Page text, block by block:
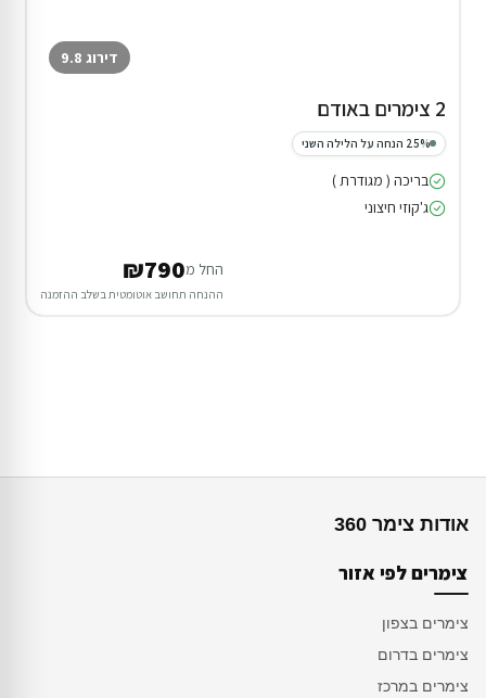
דירוג 9.8
2 צימרים באודם
25% הנחה על הלילה השני
בריכה ( מגודרת )
ג'קוזי חיצוני
החל מ₪790
ההנחה תחושב אוטומטית בשלב ההזמנה
אודות צימר 360
צימרים לפי אזור
צימרים בצפון
צימרים בדרום
צימרים במרכז